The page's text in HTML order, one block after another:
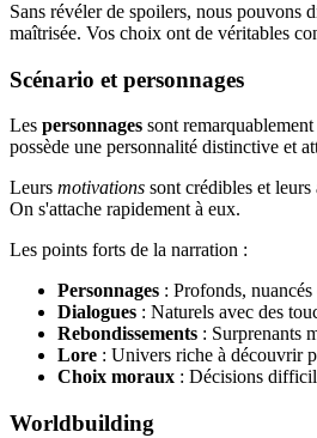
Sans révéler de spoilers, nous pouvons
maîtrisée. Vos choix ont de véritables
Scénario et personnages
Les personnages sont
possède une personnalité distinctive et
Leurs motivations sont crédibles et leurs
On s'attache rapidement à eux.
Les points forts de la narration :
Personnages : Profonds,
Dialogues : Naturels avec des
Rebondissements : Surprenants
Lore : Univers riche à découvrir
Choix moraux : Décisions
Worldbuilding